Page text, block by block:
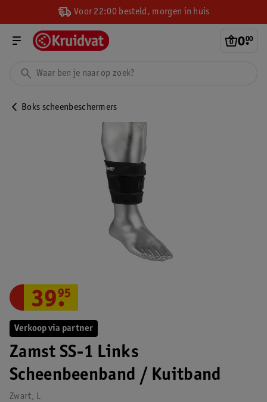
Voor 22:00 besteld, morgen in huis
0.
00
Boks scheenbeschermers
Verkoop via partner
Zamst SS-1 Links
Scheenbeenband / Kuitband
Zwart, L
39.
95